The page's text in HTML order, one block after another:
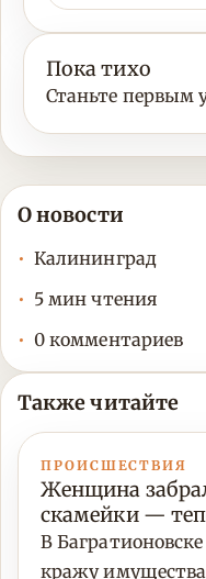
Пока тихо
Станьте первым
О новости
Калининград
5 мин чтения
0 комментариев
Также читайте
ПРОИСШЕСТВИЯ
Женщина
скамейки —
В
кражу